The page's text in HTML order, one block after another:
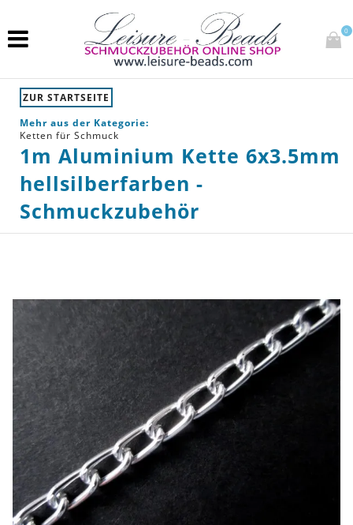
0
ZUR STARTSEITE
Mehr aus der Kategorie:
Ketten für Schmuck
1m Aluminium Kette 6x3.5mm
hellsilberfarben -
Schmuckzubehör